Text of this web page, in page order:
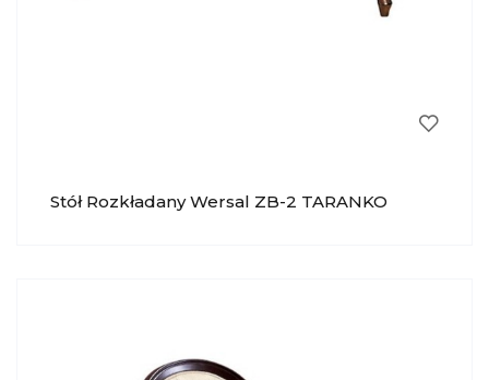
Stół Rozkładany Wersal ZB-2 TARANKO